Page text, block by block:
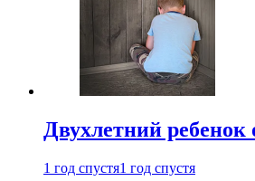
Двухлетний
1 год спустя1 год спустя